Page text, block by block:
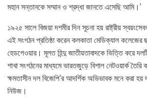
মহান সন্তানকে সম্মান ও শ্রদ্ধা জানতে এসেছি আমি।’
১৯২৫ সালে বিজয়া দশমীর দিন সূচনা হয় রাষ্ট্রীয়
এই সংগঠন প্রতিষ্ঠা করেন কলকাতা মেডিক্যাল কলেজের
হেডগেওয়ার। মূলত হিন্দু জাতীয়তাবাদকে ভিত্তি করে
শাখা সংগঠনের মাধ্যমে ভারতজুড়ে বিশাল নেটওয়ার্ক তৈরি
ক্ষমতাসীন দল বিজেপি’র আদর্শিক অভিভাবক মনে করা
নিউজ।